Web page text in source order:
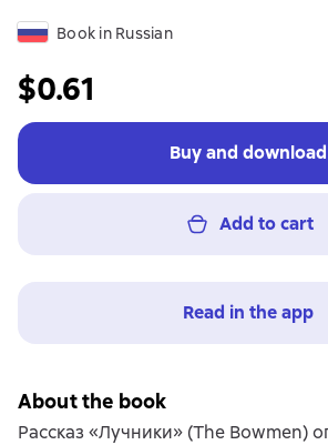
Book in Russian
$0.61
Buy and download
Add to cart
Read in the app
About the book
Рассказ «Лучники» (The Bowmen)